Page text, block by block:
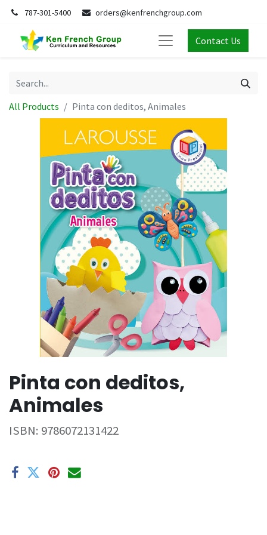
787-301-5400 orders@kenfrenchgroup.com
Contact Us
All Products Pinta con deditos, Animales
Pinta con deditos,
Animales
ISBN: 9786072131422